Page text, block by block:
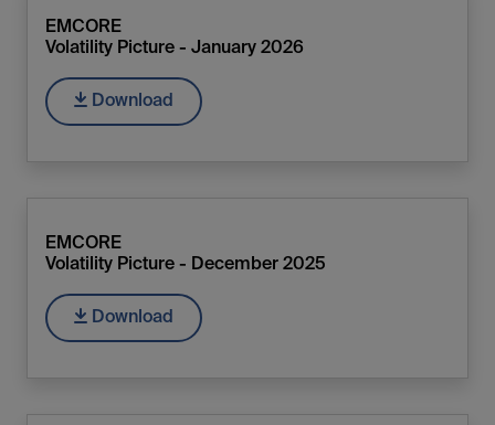
EMCORE
Volatility Picture - January 2026
Download
EMCORE
Volatility Picture - December 2025
Download